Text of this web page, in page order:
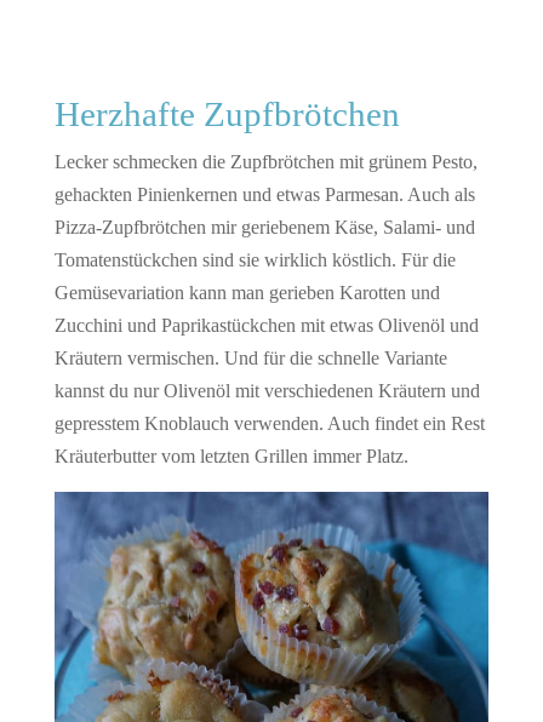
Herzhafte Zupfbrötchen
Lecker schmecken die Zupfbrötchen mit grünem Pesto,
gehackten Pinienkernen und etwas Parmesan. Auch als
Pizza-Zupfbrötchen mir geriebenem Käse, Salami- und
Tomatenstückchen sind sie wirklich köstlich. Für die
Gemüsevariation kann man gerieben Karotten und
Zucchini und Paprikastückchen mit etwas Olivenöl und
Kräutern vermischen. Und für die schnelle Variante
kannst du nur Olivenöl mit verschiedenen Kräutern und
gepresstem Knoblauch verwenden. Auch findet ein Rest
Kräuterbutter vom letzten Grillen immer Platz.